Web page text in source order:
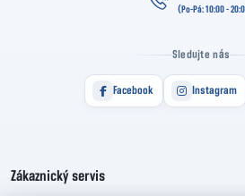
Sledujte nás
Facebook Instagram
Zákaznický servis